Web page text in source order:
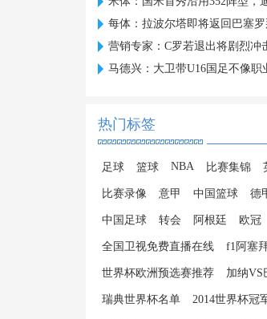
每体：拉波尔塔即将返回巴塞罗那，随
营销专家：C罗若退出将剧烈冲击葡萄
马德兴：大卫带U16国足不像职业教
热门标签
足球 篮球 NBA 比赛集锦
比赛录像 意甲 中国篮球 德
中国足球 转会 阿根廷 欧冠
全国卫视免费直播在线 f1阿塞
世界杯欧洲预选赛推荐 加纳VS
瑞典世界杯名单 2014世界杯冠